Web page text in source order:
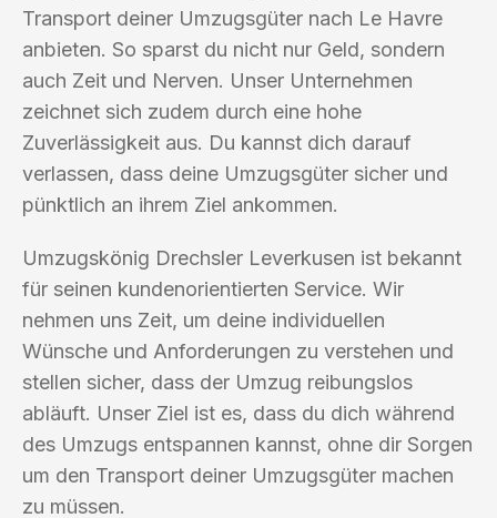
Transport deiner Umzugsgüter nach Le Havre
anbieten. So sparst du nicht nur Geld, sondern
auch Zeit und Nerven. Unser Unternehmen
zeichnet sich zudem durch eine hohe
Zuverlässigkeit aus. Du kannst dich darauf
verlassen, dass deine Umzugsgüter sicher und
pünktlich an ihrem Ziel ankommen.
Umzugskönig Drechsler Leverkusen ist bekannt
für seinen kundenorientierten Service. Wir
nehmen uns Zeit, um deine individuellen
Wünsche und Anforderungen zu verstehen und
stellen sicher, dass der Umzug reibungslos
abläuft. Unser Ziel ist es, dass du dich während
des Umzugs entspannen kannst, ohne dir Sorgen
um den Transport deiner Umzugsgüter machen
zu müssen.